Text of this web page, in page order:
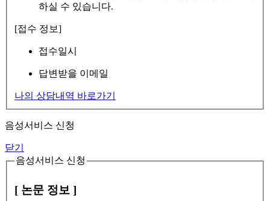
하실 수 있습니다.
[접수 정보]
접수일시
답변받을 이메일
나의 상담내역 바로가기
음성서비스 신청
닫기
음성서비스 신청
[ 논문 정보 ]